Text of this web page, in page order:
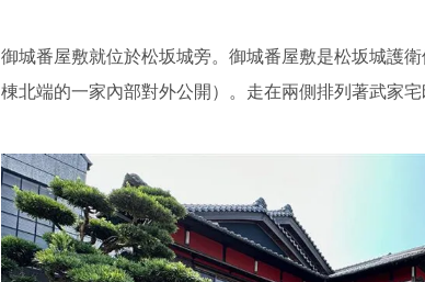
御城番屋敷就位於松坂城旁。御城番屋敷是松坂城護
棟北端的一家內部對外公開）。走在兩側排列著武家